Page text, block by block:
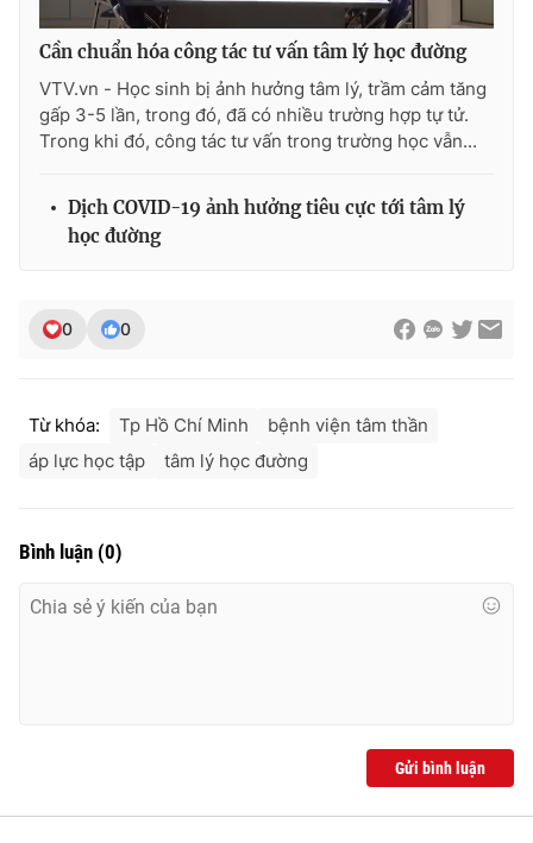
Cần chuẩn hóa công tác tư vấn tâm lý học đường
VTV.vn - Học sinh bị ảnh hưởng tâm lý, trầm cảm tăng
gấp 3-5 lần, trong đó, đã có nhiều trường hợp tự tử.
Trong khi đó, công tác tư vấn trong trường học vẫn...
Dịch COVID-19 ảnh hưởng tiêu cực tới tâm lý
học đường
0 0
Từ khóa: Tp Hồ Chí Minh
bệnh viện tâm thần
áp lực học tập
tâm lý học đường
Bình luận (0)
Gửi bình luận